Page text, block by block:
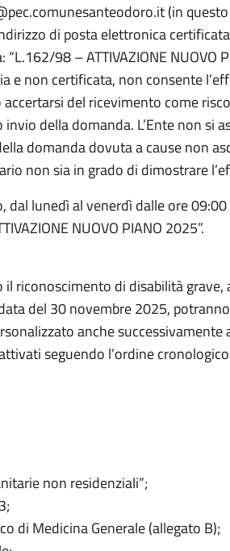
(in
di posta elettronica
98 – ATTIVAZIONE NUOVO
e non certificata, non consente
del ricevimento come
della domanda. L’Ente non si
domanda dovuta a cause non
non sia in grado di dimostrare
dal lunedì al venerdì dalle ore
NUOVO PIANO 2025”.
riconoscimento di disabilità grave,
del 30 novembre 2025,
anche successivamente
seguendo l’ordine
non residenziali”;
di Medicina Generale (allegato B);